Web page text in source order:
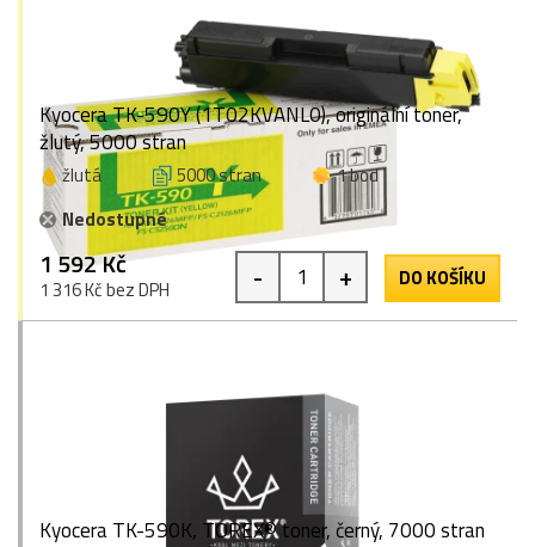
Kyocera TK-590Y (1T02KVANL0), originální toner,
žlutý, 5000 stran
žlutá 5000 stran
1 bod
Nedostupné
1 592 Kč
1 316 Kč bez DPH - + DO KOŠÍKU
Kyocera TK-590K, TOREX® toner, černý, 7000 stran